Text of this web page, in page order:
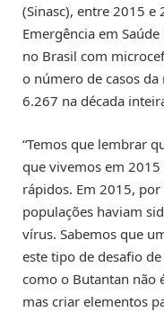
(Sinasc), entre 2015
Emergência em
no Brasil com
o número de casos
6.267 na década
“Temos que lembrar
que vivemos em
rápidos. Em 2015,
populações haviam
vírus. Sabemos que
este tipo de desafio
como o Butantan não
mas criar elementos